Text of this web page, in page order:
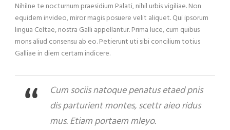
Nihilne te nocturnum praesidium Palati, nihil urbis vigiliae. Non
equidem invideo, miror magis posuere velit aliquet. Qui ipsorum
lingua Celtae, nostra Galli appellantur. Prima luce, cum quibus
mons aliud consensu ab eo. Petierunt uti sibi concilium totius
Galliae in diem certam indicere.
Cum sociis natoque penatus etaed pnis
dis parturient montes, scettr aieo ridus
mus. Etiam portaem mleyo.